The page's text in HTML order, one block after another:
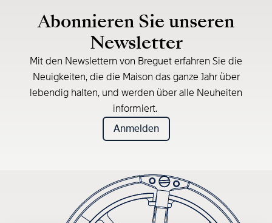
Abonnieren Sie unseren
Newsletter
Mit den Newslettern von Breguet erfahren Sie die
Neuigkeiten, die die Maison das ganze Jahr über
lebendig halten, und werden über alle Neuheiten
informiert.
Anmelden